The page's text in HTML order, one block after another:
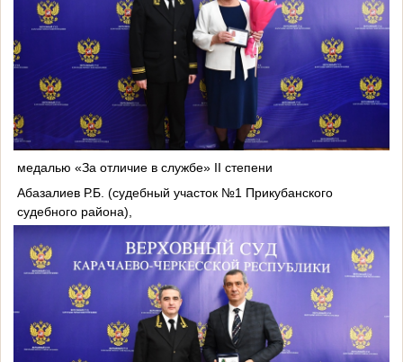
медалью «За отличие в службе» II степени
Абазалиев Р.Б. (судебный участок №1 Прикубанского
судебного района),